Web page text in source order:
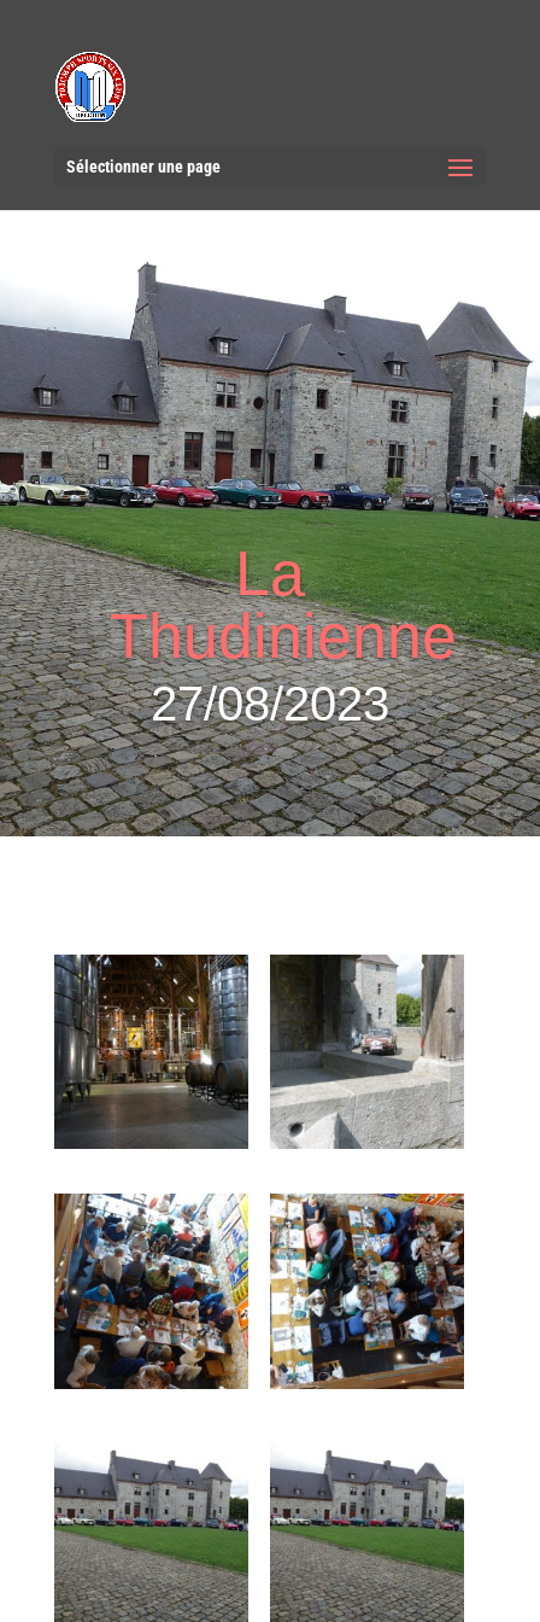
Sélectionner une page
La
Thudinienne
27/08/2023